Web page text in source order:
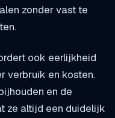
zonder vast te
ook eerlijkheid
verbruik en kosten.
en de
ze altijd een duidelijk